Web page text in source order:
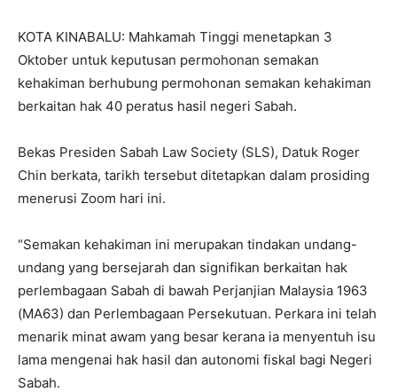
KOTA KINABALU: Mahkamah Tinggi menetapkan 3
Oktober untuk keputusan permohonan semakan
kehakiman berhubung permohonan semakan kehakiman
berkaitan hak 40 peratus hasil negeri Sabah.
Bekas Presiden Sabah Law Society (SLS), Datuk Roger
Chin berkata, tarikh tersebut ditetapkan dalam prosiding
menerusi Zoom hari ini.
“Semakan kehakiman ini merupakan tindakan undang-
undang yang bersejarah dan signifikan berkaitan hak
perlembagaan Sabah di bawah Perjanjian Malaysia 1963
(MA63) dan Perlembagaan Persekutuan. Perkara ini telah
menarik minat awam yang besar kerana ia menyentuh isu
lama mengenai hak hasil dan autonomi fiskal bagi Negeri
Sabah.